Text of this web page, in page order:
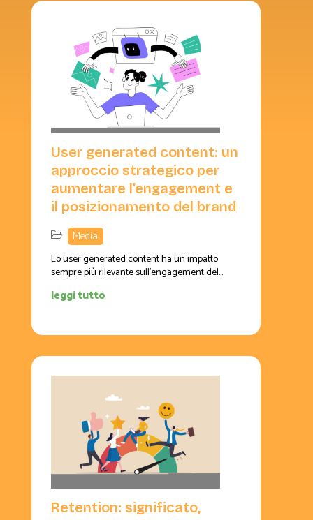
User generated content: un
approccio strategico per
aumentare l’engagement e
il posizionamento del brand
Media
Lo user generated content ha un impatto
sempre più rilevante sull’engagement del...
leggi tutto
Retention: significato,